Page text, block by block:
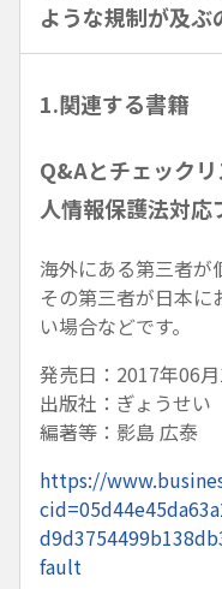
ような規制が及ぶ
1.関連する書籍
Q&Aとチェック
人情報保護法対応
海外にある第三者が
その第三者が日本に
い場合などです。
発売日：2017年06
出版社：ぎょうせい
編著等：影島 広泰
https://
fault